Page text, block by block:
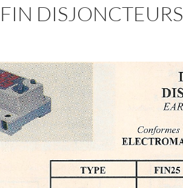
DISJONCTEURS